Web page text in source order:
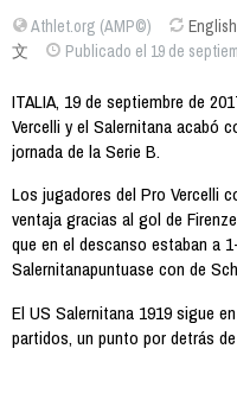
Athlet.org (AMP©) English
文
Publicado el 19 de
ITALIA, 19 de septiembre de
Vercelli y el Salernitana acabó
jornada de la Serie B.
Los jugadores del Pro Vercelli
ventaja gracias al gol de
que en el descanso estaban a
Salernitanapuntuase con de
El US Salernitana 1919 sigue
partidos, un punto por detrás